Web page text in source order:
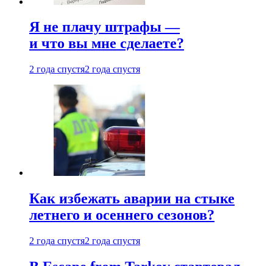
Я не плачу штрафы —
и что вы мне сделаете?
2 года спустя2 года спустя
Как избежать аварии на стыке
летнего и осеннего сезонов?
2 года спустя2 года спустя